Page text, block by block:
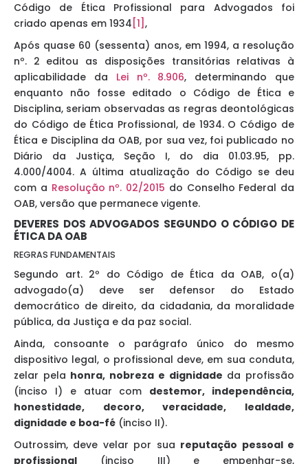
Código de Ética Profissional para Advogados foi
criado apenas em 1934 [1] ,
Após quase 60 (sessenta) anos, em 1994, a resolução
nº. 2 editou as disposições transitórias relativas à
aplicabilidade da Lei nº. 8.906, determinando que
enquanto não fosse editado o Código de Ética e
Disciplina, seriam observadas as regras deontológicas
do Código de Ética Profissional, de 1934. O Código de
Ética e Disciplina da OAB, por sua vez, foi publicado no
Diário da Justiça, Seção I, do dia 01.03.95, pp.
4.000/4004. A última atualização do Código se deu
com a Resolução nº. 02/2015 do Conselho Federal da
OAB, versão que permanece vigente.
DEVERES DOS ADVOGADOS SEGUNDO O CÓDIGO DE
ÉTICA DA OAB
REGRAS FUNDAMENTAIS
Segundo art. 2º do Código de Ética da OAB, o(a)
advogado(a) deve ser defensor do Estado
democrático de direito, da cidadania, da moralidade
pública, da Justiça e da paz social.
Ainda, consoante o parágrafo único do mesmo
dispositivo legal, o profissional deve, em sua conduta,
zelar pela honra, nobreza e dignidade da profissão
(inciso I) e atuar com destemor, independência,
honestidade, decoro, veracidade, lealdade,
dignidade e boa-fé (inciso II).
Outrossim, deve velar por sua reputação pessoal e
profissional (inciso III) e empenhar-se,